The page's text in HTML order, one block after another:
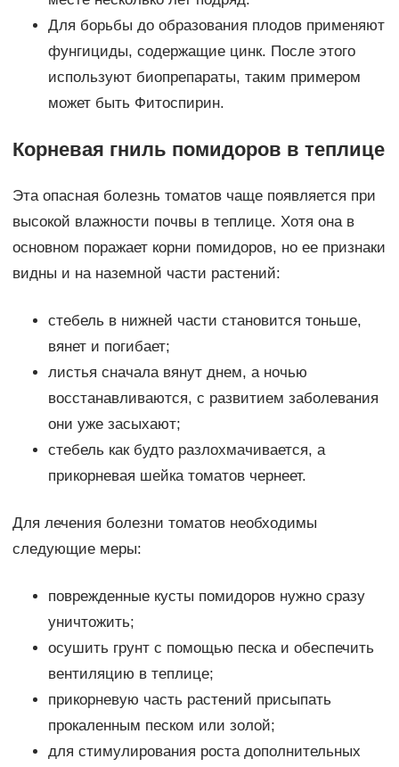
Для борьбы до образования плодов применяют
фунгициды, содержащие цинк. После этого
используют биопрепараты, таким примером
может быть Фитоспирин.
Корневая гниль помидоров в теплице
Эта опасная болезнь томатов чаще появляется при
высокой влажности почвы в теплице. Хотя она в
основном поражает корни помидоров, но ее признаки
видны и на наземной части растений:
стебель в нижней части становится тоньше,
вянет и погибает;
листья сначала вянут днем, а ночью
восстанавливаются, с развитием заболевания
они уже засыхают;
стебель как будто разлохмачивается, а
прикорневая шейка томатов чернеет.
Для лечения болезни томатов необходимы
следующие меры:
поврежденные кусты помидоров нужно сразу
уничтожить;
осушить грунт с помощью песка и обеспечить
вентиляцию в теплице;
прикорневую часть растений присыпать
прокаленным песком или золой;
для стимулирования роста дополнительных